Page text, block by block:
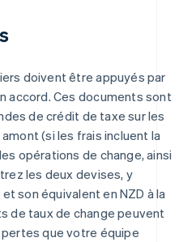
doivent être appuyés par
accord. Ces documents sont
de crédit de taxe sur les
(si les frais incluent la
opérations de change, ainsi
les deux devises, y
son équivalent en NZD à la
de taux de change peuvent
que votre équipe